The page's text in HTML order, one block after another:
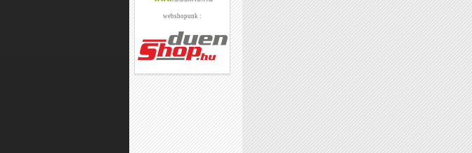
webshopunk :